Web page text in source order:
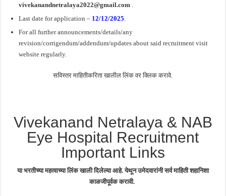
vivekanandnetralaya2022@gmail.com
Last date for application – 12/12/2025
For all further announcements/details/any
revision/corrigendum/addendum/updates about said recruitment visit
website regularly.
सविस्तर माहितीकरिता खालील लिंक वर क्लिक करावे.
Vivekanand Netralaya & NAB
Eye Hospital Recruitment
Important Links
या भरतीच्या महत्वाच्या लिंक खाली दिलेल्या आहे. येथून उमेदवारांनी सर्व माहिती शहानिशा
काळजीपूर्वक करावी.